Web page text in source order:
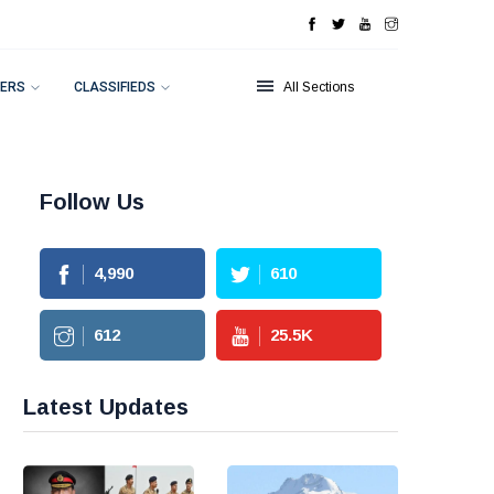
CLASSIFIEDS All Sections
Follow Us
4,990 610
612 25.5K
Latest Updates